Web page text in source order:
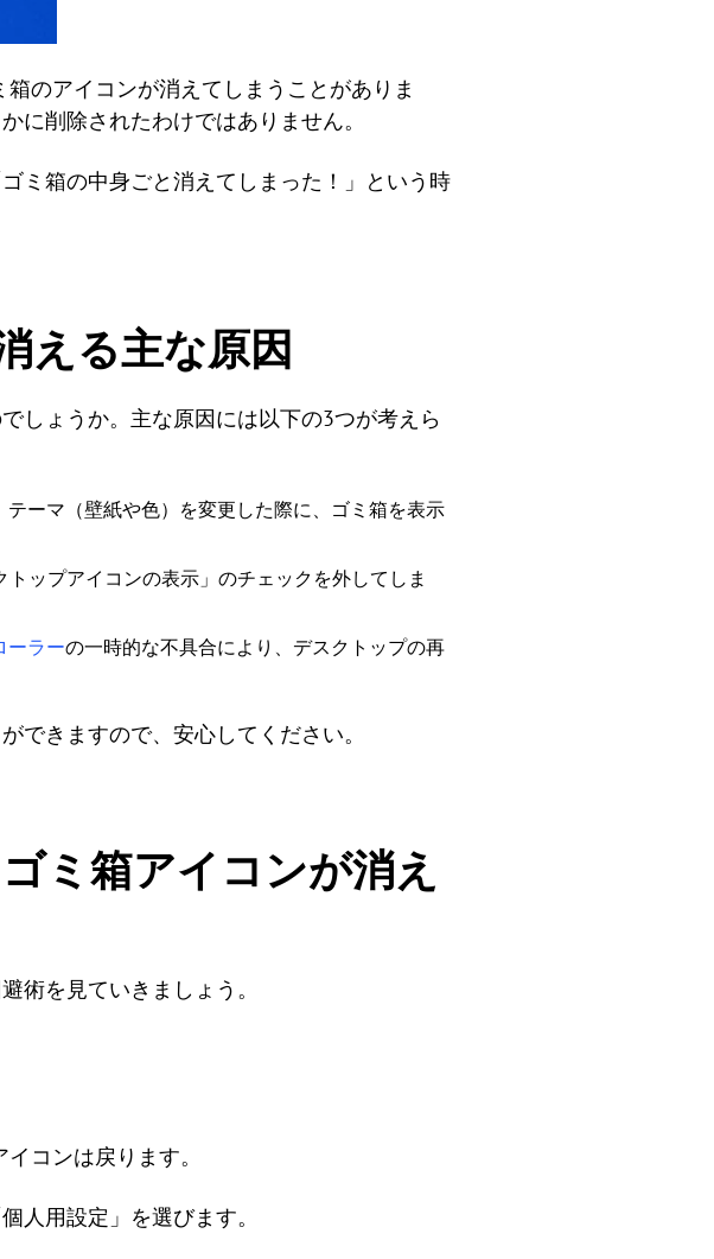
のアイコンが消えてしまうことがありま
に削除されたわけではありません。
ミ箱の中身ごと消えてしまった！」という時
える主な原因
しょうか。主な原因には以下の3つが考えら
ーマ（壁紙や色）を変更した際に、ゴミ箱を表示
ップアイコンの表示」のチェックを外してしま
ーラーの一時的な不具合により、デスクトップの再
できますので、安心してください。
ミ箱アイコンが消え
術を見ていきましょう。
コンは戻ります。
人用設定」を選びます。